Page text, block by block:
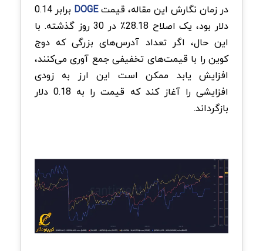
در زمان نگارش این مقاله، قیمتDOGE
برابر 0.14
دلار بود، یک اصلاح 28.18٪ در 30 روز گذشته. با
این حال، اگر تعداد آدرس‌های بزرگی که دوج
کوین را با قیمت‌های تخفیفی جمع‌ آوری می‌کنند،
افزایش یابد ممکن است این ارز به زودی
افزایشی را آغاز کند که قیمت را به 0.18 دلار
بازگرداند.